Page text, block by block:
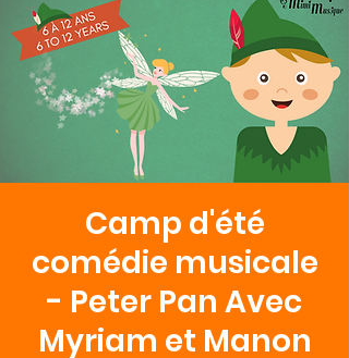
Camp d'été
comédie musicale
- Peter Pan Avec
Myriam et Manon